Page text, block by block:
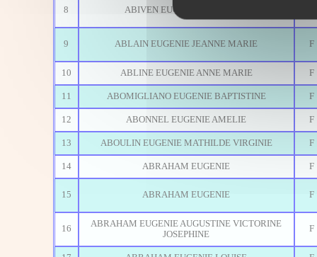
8 ABIVEN EUGENIE CAROLINE
9 ABLAIN EUGENIE JEANNE MARIE F
10 ABLINE EUGENIE ANNE MARIE F
11 ABOMIGLIANO EUGENIE BAPTISTINE F
12 ABONNEL EUGENIE AMELIE F
13 ABOULIN EUGENIE MATHILDE VIRGINIE F
14 ABRAHAM EUGENIE F
15 ABRAHAM EUGENIE F
16
ABRAHAM EUGENIE AUGUSTINE VICTORINE
JOSEPHINE
F